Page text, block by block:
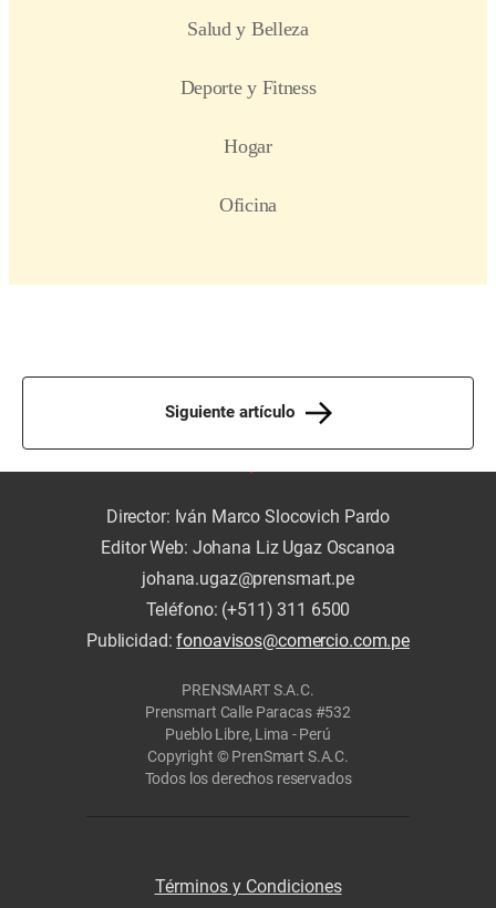
Siguiente artículo
Director: Iván Marco Slocovich Pardo
Editor Web: Johana Liz Ugaz Oscanoa
johana.ugaz@prensmart.pe
Teléfono: (+511) 311 6500
Publicidad:fonoavisos@comercio.com.pe
PRENSMART S.A.C.
Prensmart Calle Paracas #532
Pueblo Libre, Lima - Perú
Copyright © PrenSmart S.A.C.
Todos los derechos reservados
Términos y Condiciones